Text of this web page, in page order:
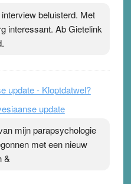
beluisterd. Met
interessant. Ab Gietelink
update - Kloptdatwel?
update
mijn parapsychologie
met een nieuw
&